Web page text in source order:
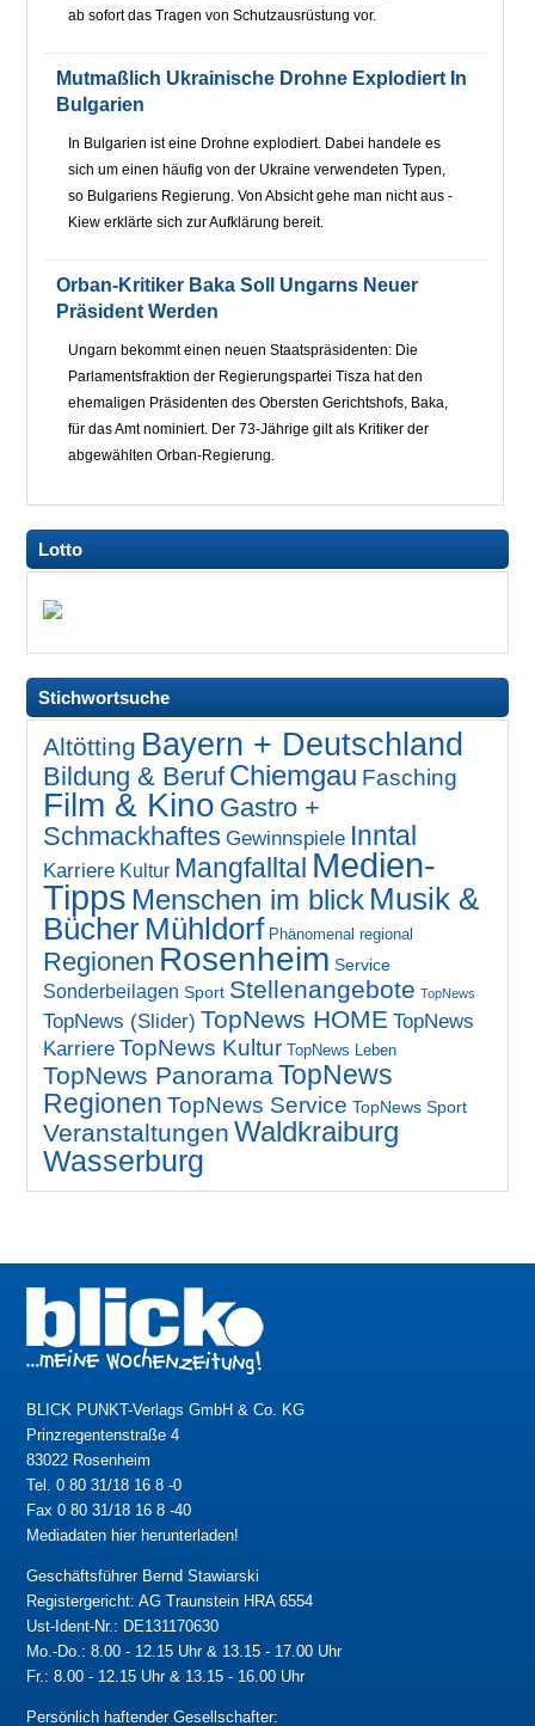
ab sofort das Tragen von Schutzausrüstung vor.
Mutmaßlich Ukrainische Drohne Explodiert In
Bulgarien
In Bulgarien ist eine Drohne explodiert. Dabei handele es
sich um einen häufig von der Ukraine verwendeten Typen,
so Bulgariens Regierung. Von Absicht gehe man nicht aus -
Kiew erklärte sich zur Aufklärung bereit.
Orban-Kritiker Baka Soll Ungarns Neuer
Präsident Werden
Ungarn bekommt einen neuen Staatspräsidenten: Die
Parlamentsfraktion der Regierungspartei Tisza hat den
ehemaligen Präsidenten des Obersten Gerichtshofs, Baka,
für das Amt nominiert. Der 73-Jährige gilt als Kritiker der
abgewählten Orban-Regierung.
Lotto
Stichwortsuche
Altötting Bayern + Deutschland
Bildung & Beruf Chiemgau Fasching
Film & Kino Gastro +
Schmackhaftes Gewinnspiele Inntal
Karriere Kultur Mangfalltal Medien-
Tipps Menschen im blick Musik &
Bücher Mühldorf Phänomenal regional
Regionen Rosenheim Service
Sonderbeilagen Sport Stellenangebote TopNews
TopNews (Slider) TopNews HOME TopNews
Karriere TopNews Kultur TopNews Leben
TopNews PanoramaTopNews
Regionen TopNews Service TopNews Sport
Veranstaltungen Waldkraiburg
Wasserburg
BLICK PUNKT-Verlags GmbH & Co. KG
Prinzregentenstraße 4
83022 Rosenheim
Tel. 0 80 31/18 16 8 -0
Fax 0 80 31/18 16 8 -40
Mediadaten hier herunterladen!
Geschäftsführer Bernd Stawiarski
Registergericht: AG Traunstein HRA 6554
Ust-Ident-Nr.: DE131170630
Mo.-Do.: 8.00 - 12.15 Uhr & 13.15 - 17.00 Uhr
Fr.: 8.00 - 12.15 Uhr & 13.15 - 16.00 Uhr
Persönlich haftender Gesellschafter: